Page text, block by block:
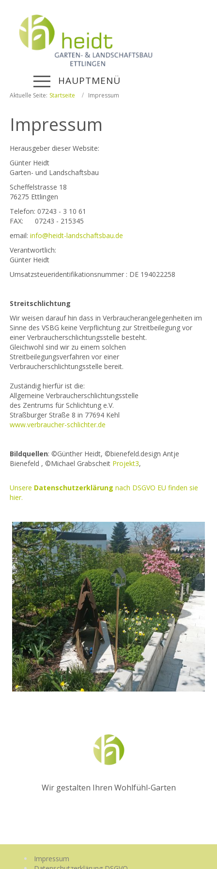
HAUPTMENÜ
Aktuelle Seite: Startseite Impressum
Impressum
Herausgeber dieser Website:
Günter Heidt
Garten- und Landschaftsbau
Scheffelstrasse 18
76275 Ettlingen
Telefon: 07243 - 3 10 61
FAX: 07243 - 215345
email: info@heidt-landschaftsbau.de
Verantwortlich:
Günter Heidt
Umsatzsteueridentifikationsnummer : DE 194022258
Streitschlichtung
Wir weisen darauf hin dass in Verbraucherangelegenheiten im
Sinne des VSBG keine Verpflichtung zur Streitbeilegung vor
einer Verbraucherschlichtungsstelle besteht.
Gleichwohl sind wir zu einem solchen
Streitbeilegungsverfahren vor einer
Verbraucherschlichtungsstelle bereit.
Zuständig hierfür ist die:
Allgemeine Verbraucherschlichtungsstelle
des Zentrums für Schlichtung e.V.
Straßburger Straße 8 in 77694 Kehl
www.verbraucher-schlichter.de
Bildquellen: ©Günther Heidt, ©bienefeld.design Antje
Bienefeld , ©Michael Grabscheit Projekt3,
Unsere Datenschutzerklärung nach DSGVO EU finden sie
hier.
Wir gestalten Ihren Wohlfühl-Garten
Impressum